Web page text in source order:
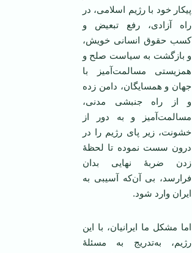
پیکار خود با رژیم اسلامی، در
راه آزادی، رفع تبعیض و
کسب حقوق انسانی خویش،
و بازگشت به سیاست صلح و
همزیستی مسالمت‌آمیز با
جهان و همسایگان، دامن زده
و از راه جنبشی مدنی،
مسالمت‌آمیز و به دور از
خشونت، زیر پای رژیم را در
درون سست نموده تا لحظۀ
زدن ضربۀ نهایی بدان
فرارسد، بی‌ آن‌که آسیبی به
ایران وارد شود.
اما مشکل ما ایرانیان، با این
رژیم، به‌تدریج به مسئلۀ